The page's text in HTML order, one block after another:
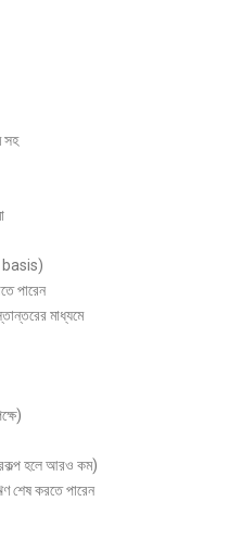
সহ
basis)
পারেন
মাধ্যমে
হলে আরও কম)
শেষ করতে পারেন